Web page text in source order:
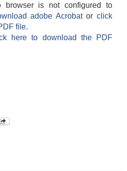
browser is not configured to
adobe Acrobatorclick
file.
here to download the PDF